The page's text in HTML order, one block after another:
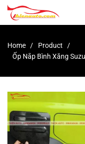
Home
Product
Ốp Nắp Bình Xăng